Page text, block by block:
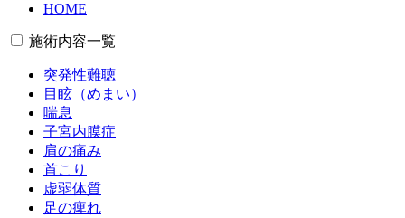
HOME
施術内容一覧
突発性難聴
目眩（めまい）
喘息
子宮内膜症
肩の痛み
首こり
虚弱体質
足の痺れ